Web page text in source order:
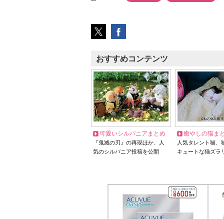
おすすめコンテンツ
可愛いシルバニアまとめ
『鬼滅の刃』の再現ほか、人
気のシルバニア投稿を公開
癒やしの猫ま
人気タレント猫
キュートな猫ズラ